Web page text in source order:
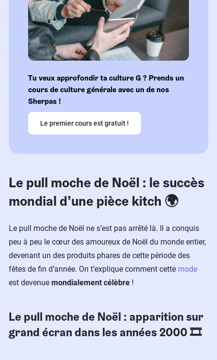
Tu veux approfondir ta culture G ? Prends un
cours de culture générale avec un de nos
Sherpas !
Le premier cours est gratuit !
Le pull moche de Noël : le succès
mondial d’une pièce kitch 🌍
Le pull moche de Noël ne s’est pas arrêté là. Il a conquis
peu à peu le cœur des amoureux de Noël du monde entier,
devenant un des produits phares de cette période des
fêtes de fin d’année. On t’explique comment cette mode
est devenue mondialement célèbre !
Le pull moche de Noël : apparition sur
grand écran dans les années 2000 🎞️